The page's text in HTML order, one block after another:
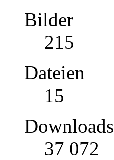
Bilder
215
Dateien
15
Downloads
37 072